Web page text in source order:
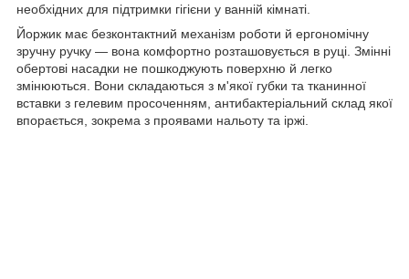
необхідних для підтримки гігієни у ванній кімнаті.
Йоржик має безконтактний механізм роботи й ергономічну
зручну ручку — вона комфортно розташовується в руці. Змінні
обертові насадки не пошкоджують поверхню й легко
змінюються. Вони складаються з м'якої губки та тканинної
вставки з гелевим просоченням, антибактеріальний склад якої
впорається, зокрема з проявами нальоту та іржі.